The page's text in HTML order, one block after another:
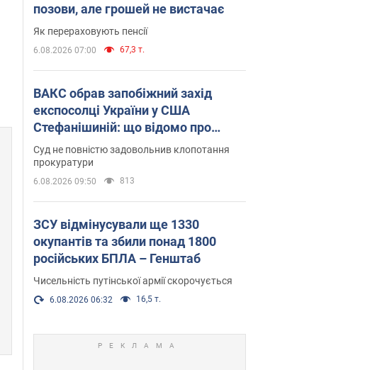
позови, але грошей не вистачає
Як перераховують пенсії
6.08.2026 07:00 67,3 т.
ВАКС обрав запобіжний захід
експосолці України у США
Стефанішиній: що відомо про
справу
Суд не повністю задовольнив клопотання
прокуратури
6.08.2026 09:50 813
ЗСУ відмінусували ще 1330
окупантів та збили понад 1800
російських БПЛА – Генштаб
Чисельність путінської армії скорочується
6.08.2026 06:32 16,5 т.